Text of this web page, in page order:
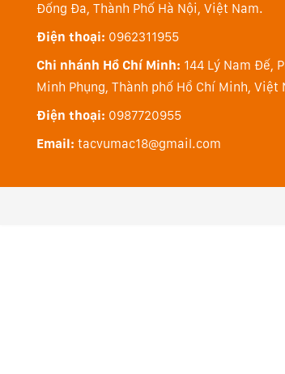
Đống Đa, Thành Phố Hà Nội, Việt Nam.
Điện thoại: 0962311955
Chi nhánh Hồ Chí Minh: 144 Lý Nam Đế,
Minh Phụng, Thành phố Hồ Chí Minh, Việt
Điện thoại: 0987720955
Email: tacvumac18@gmail.com